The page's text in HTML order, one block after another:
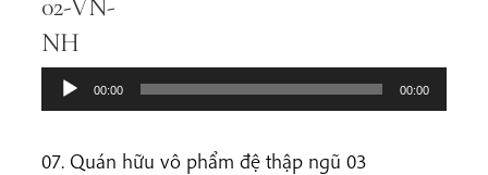
02-VN-
NH
00:00 00:00
07. Quán hữu vô phẩm đệ thập ngũ 03